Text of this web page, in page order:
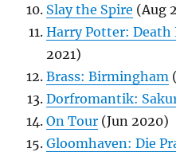
Slay the Spire (Aug
Harry Potter: Death
2021)
Brass: Birmingham
Dorfromantik:
On Tour (Jun 2020)
Gloomhaven: Die